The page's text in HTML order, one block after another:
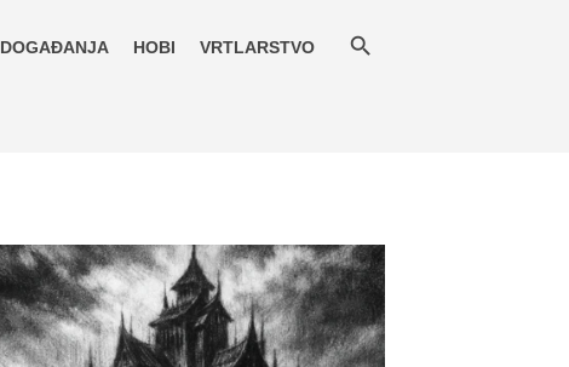
DOGAĐANJA HOBI VRTLARSTVO